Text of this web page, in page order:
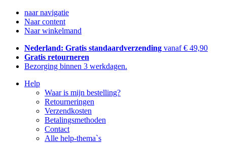
naar navigatie
Naar content
Naar winkelmand
Nederland: Gratis standaardverzending vanaf € 49,90
Gratis retourneren
Bezorging binnen 3 werkdagen.
Help
Waar is mijn bestelling?
Retourneringen
Verzendkosten
Betalingsmethoden
Contact
Alle help-thema`s